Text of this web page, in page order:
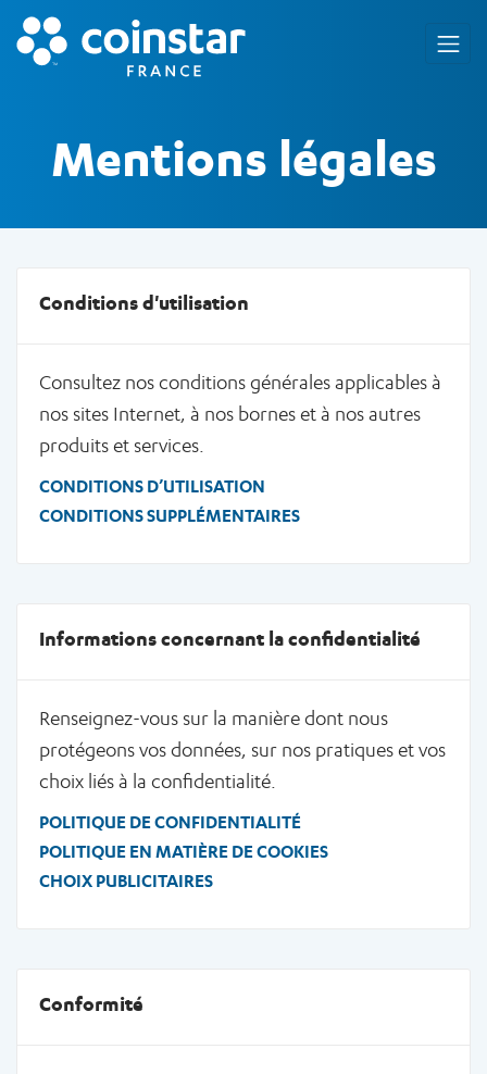
Mentions légales
Conditions d'utilisation
Consultez nos conditions générales applicables à
nos sites Internet, à nos bornes et à nos autres
produits et services.
CONDITIONS D’UTILISATION
CONDITIONS SUPPLÉMENTAIRES
Informations concernant la confidentialité
Renseignez-vous sur la manière dont nous
protégeons vos données, sur nos pratiques et vos
choix liés à la confidentialité.
POLITIQUE DE CONFIDENTIALITÉ
POLITIQUE EN MATIÈRE DE COOKIES
CHOIX PUBLICITAIRES
Conformité